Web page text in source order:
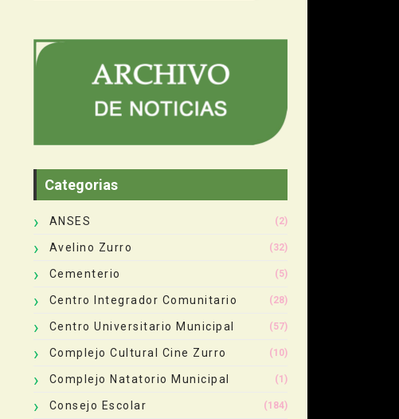
Categorias
ANSES (2)
Avelino Zurro (32)
Cementerio (5)
Centro Integrador Comunitario (28)
Centro Universitario Municipal (57)
Complejo Cultural Cine Zurro (10)
Complejo Natatorio Municipal (1)
Consejo Escolar (184)